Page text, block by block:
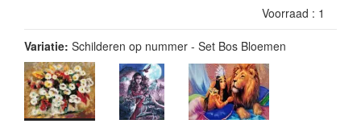
Voorraad : 1
Variatie: Schilderen op nummer - Set Bos Bloemen